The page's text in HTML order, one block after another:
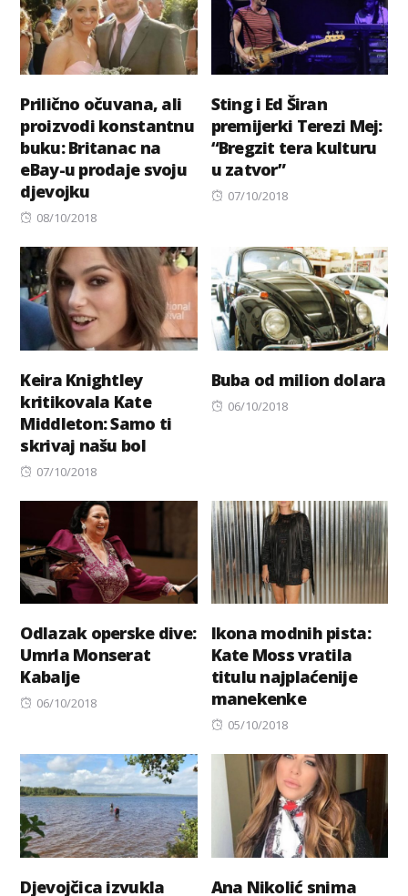
Prilično očuvana, ali
proizvodi konstantnu
buku: Britanac na
eBay-u prodaje svoju
djevojku
Posted
08/10/2018
Sting i Ed Širan
premijerki Terezi Mej:
“Bregzit tera kulturu
u zatvor”
Posted
07/10/2018
Keira Knightley
kritikovala Kate
Middleton: Samo ti
skrivaj našu bol
Posted
07/10/2018
Buba od milion dolara
Posted
06/10/2018
Odlazak operske dive:
Umrla Monserat
Kabalje
Posted
06/10/2018
Ikona modnih pista:
Kate Moss vratila
titulu najplaćenije
manekenke
Posted
05/10/2018
Djevojčica izvukla
Ana Nikolić snima